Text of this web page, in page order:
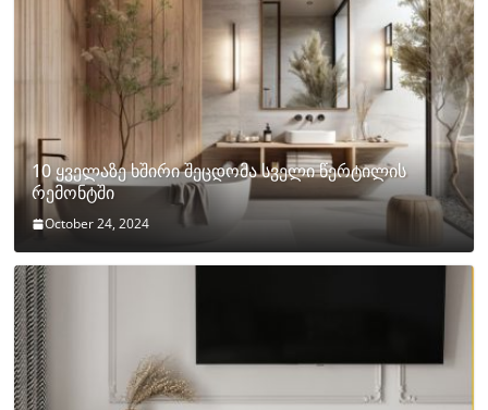
10 ყველაზე ხშირი შეცდომა სველი წერტილის
რემონტში
October 24, 2024